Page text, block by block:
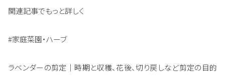
関連記事でもっと詳しく
#家庭菜園・ハーブ
ラベンダーの剪定｜時期と収穫、花後、切り戻しなど剪定の目的